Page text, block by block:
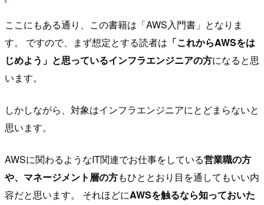
ここにもある通り、この書籍は「AWS入門書」となりま
す。 ですので、まず想定とする読者は 「これからAWSをは
じめよう」と思っているインフラエンジニアの方になると思
います。
しかしながら、対象はインフラエンジニアにとどまらないと
思います。
AWSに関わるようなIT関連でお仕事をしている営業職の方
や、マネージメント層の方もひととおり目を通してもいい内
容だと思います。 それほどにAWSを触るなら知っておいた